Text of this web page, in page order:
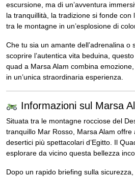
escursione, ma di un’avventura
la tranquillità, la tradizione si fonde con
tra le montagne in un’esplosione di
Che tu sia un amante dell’adrenalina o
scoprire l’autentica vita beduina,
quad a Marsa Alam combina
in un’unica straordinaria esperienza.
Informazioni sul Marsa
Situata tra le montagne rocciose del
tranquillo Mar Rosso, Marsa Alam offre
desertici più spettacolari d’Egitto. Il
esplorare da vicino questa bellezza
Dopo un rapido briefing sulla